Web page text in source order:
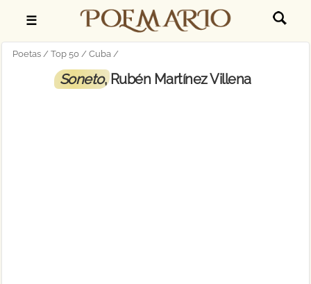
☰
Poetas Top 50 Cuba
Soneto, Rubén Martínez Villena